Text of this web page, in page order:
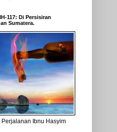
117: Di Persisiran
Sumatera.
Perjalanan Ibnu Hasyim